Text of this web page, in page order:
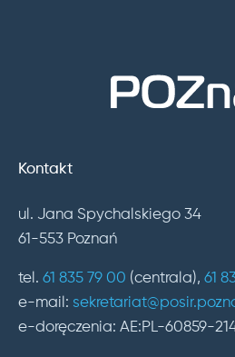
Kontakt
ul. Jana Spychalskiego 34
61-553 Poznań
tel. 61 835 79 00 (centrala), 61
e-mail:
e-doręczenia: AE:PL-60859-